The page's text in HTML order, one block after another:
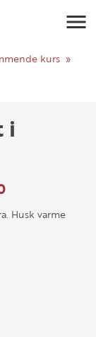
kurs
i
Husk varme